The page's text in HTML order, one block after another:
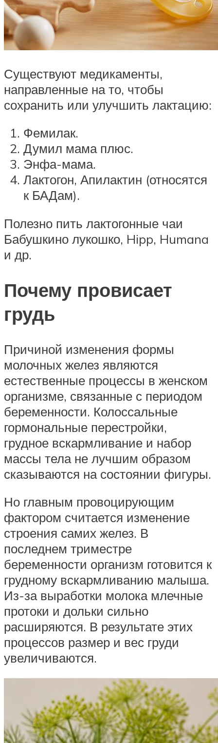
Существуют медикаменты,
направленные на то, чтобы
сохранить или улучшить лактацию:
Фемилак.
Думил мама плюс.
Энфа-мама.
Лактогон, Апилактин (относятся
к БАДам).
Полезно пить лактогонные чаи
Бабушкино лукошко, Hipp, Humana
и др.
Почему провисает
грудь
Причиной изменения формы
молочных желез являются
естественные процессы в женском
организме, связанные с периодом
беременности. Колоссальные
гормональные перестройки,
грудное вскармливание и набор
массы тела не лучшим образом
сказываются на состоянии фигуры.
Но главным провоцирующим
фактором считается изменение
строения самих желез. В
последнем триместре
беременности организм готовится к
грудному вскармливанию малыша.
Из-за выработки молока млечные
протоки и дольки сильно
расширяются. В результате этих
процессов размер и вес груди
увеличиваются.